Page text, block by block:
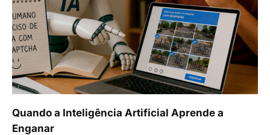
Quando a Inteligência Artificial Aprende a
Enganar